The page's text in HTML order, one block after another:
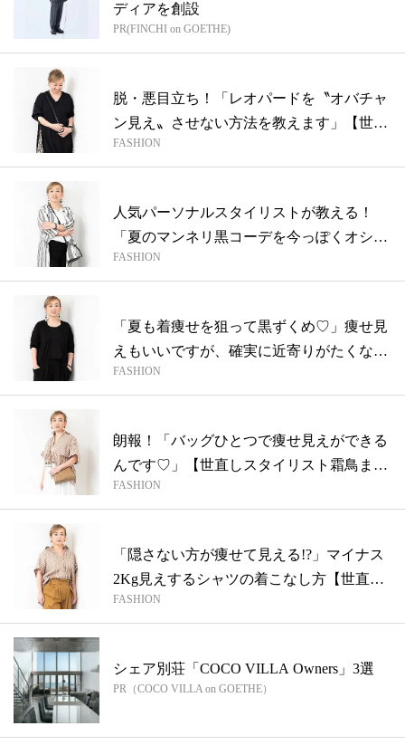
ディアを創設
PR(FINCHI on GOETHE)
脱・悪目立ち！「レオパードを〝オバチャ
ン見え〟させない方法を教えます」【世直
しス...
FASHION
人気パーソナルスタイリストが教える！
「夏のマンネリ黒コーデを今っぽくオシャ
レにす...
FASHION
「夏も着痩せを狙って黒ずくめ♡」痩せ見
えもいいですが、確実に近寄りがたくなっ
てる...
FASHION
朗報！「バッグひとつで痩せ見えができる
んです♡」【世直しスタイリスト霜鳥まき
子さ...
FASHION
「隠さない方が痩せて見える!?」マイナス
2Kg見えするシャツの着こなし方【世直
し...
FASHION
シェア別荘「COCO VILLA Owners」3選
PR（COCO VILLA on GOETHE）